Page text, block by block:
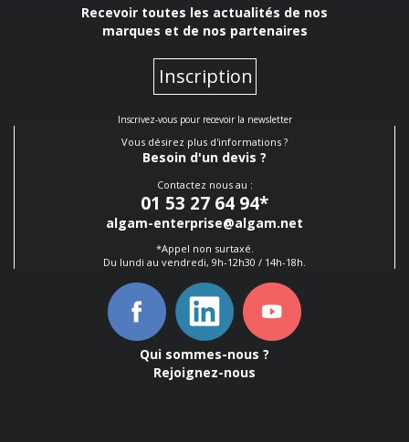
Recevoir toutes les actualités de nos
marques et de nos partenaires
Inscription
Inscrivez-vous pour recevoir la newsletter
Vous désirez plus d'informations ?
Besoin d'un devis ?
Contactez nous au :
01 53 27 64 94*
algam-enterprise@algam.net
*Appel non surtaxé.
Du lundi au vendredi, 9h-12h30 / 14h-18h.
Qui sommes-nous ?
Rejoignez-nous